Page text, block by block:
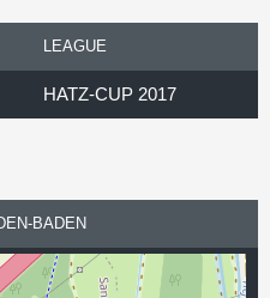
LEAGUE
HATZ-CUP 2017
BADEN